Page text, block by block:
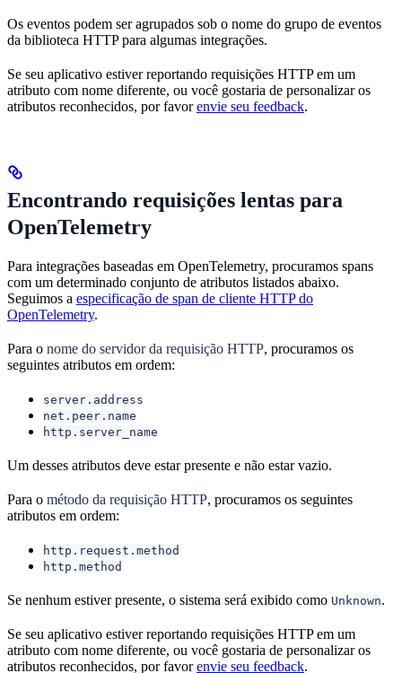
Os eventos podem ser agrupados sob o nome do grupo de eventos
da biblioteca HTTP para algumas integrações.
Se seu aplicativo estiver reportando requisições HTTP em um
atributo com nome diferente, ou você gostaria de personalizar os
atributos reconhecidos, por favorenvie seu feedback.
Encontrando requisições lentas para
OpenTelemetry
Para integrações baseadas em OpenTelemetry, procuramos spans
com um determinado conjunto de atributos listados abaixo.
Seguimos a especificação de span de cliente HTTP do
OpenTelemetry.
Para o nome do servidor da requisição HTTP, procuramos os
seguintes atributos em ordem:
server.address
net.peer.name
http.server_name
Um desses atributos deve estar presente e não estar vazio.
Para o método da requisição HTTP, procuramos os seguintes
atributos em ordem:
http.request.method
http.method
Se nenhum estiver presente, o sistema será exibido como Unknown.
Se seu aplicativo estiver reportando requisições HTTP em um
atributo com nome diferente, ou você gostaria de personalizar os
atributos reconhecidos, por favorenvie seu feedback.